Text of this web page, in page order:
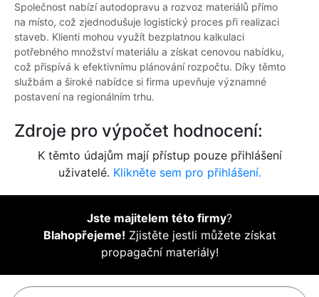
Společnost nabízí autodopravu a rozvoz materiálů přímo
na místo, což zjednodušuje logistický proces při realizaci
staveb. Klienti mohou využít bezplatnou kalkulaci
potřebného množství materiálu a získat cenovou nabídku,
což přispívá k efektivnímu plánování rozpočtu. Díky těmto
službám a široké nabídce si firma upevňuje významné
postavení na regionálním trhu.
Zdroje pro výpočet hodnocení:
K těmto údajům mají přístup pouze přihlášení
uživatelé. Klikněte sem pro přihlášení.
Jste majitelem této firmy?
Blahopřejeme! Zjistěte jestli můžete získat
propagační materiály!